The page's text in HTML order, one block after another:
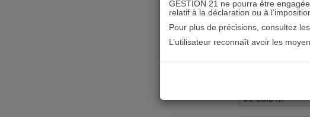
GESTION 21 ne pourra être
relatif à la déclaration ou à
Pour plus de précisions, consultez les
L’utilisateur reconnaît avoir les